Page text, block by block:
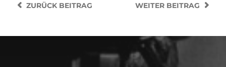
WEITER BEITRAG
ZURÜCKBEITRAG